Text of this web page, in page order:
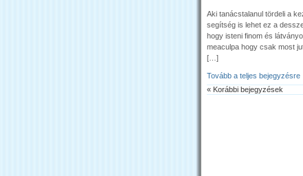
Aki tanácstalanul tördeli a
segítség is lehet ez a
hogy isteni finom és
meaculpa hogy csak most
[…]
Tovább a teljes bejegyzésre
« Korábbi bejegyzések